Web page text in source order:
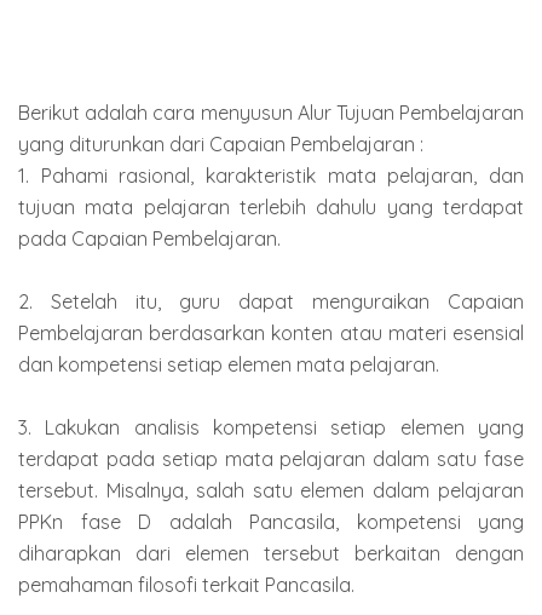
Berikut adalah cara menyusun Alur Tujuan Pembelajaran
yang diturunkan dari Capaian Pembelajaran :
1. Pahami rasional, karakteristik mata pelajaran, dan
tujuan mata pelajaran terlebih dahulu yang terdapat
pada Capaian Pembelajaran.
2. Setelah itu, guru dapat menguraikan Capaian
Pembelajaran berdasarkan konten atau materi esensial
dan kompetensi setiap elemen mata pelajaran.
3. Lakukan analisis kompetensi setiap elemen yang
terdapat pada setiap mata pelajaran dalam satu fase
tersebut. Misalnya, salah satu elemen dalam pelajaran
PPKn fase D adalah Pancasila, kompetensi yang
diharapkan dari elemen tersebut berkaitan dengan
pemahaman filosofi terkait Pancasila.